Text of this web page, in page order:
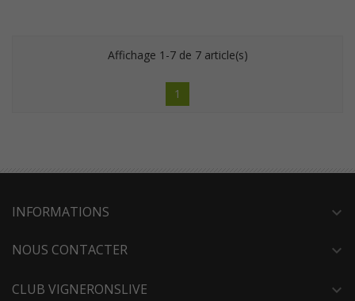
Affichage 1-7 de 7 article(s)
1
INFORMATIONS expand_more
NOUS CONTACTER expand_more
CLUB VIGNERONSLIVE expand_more